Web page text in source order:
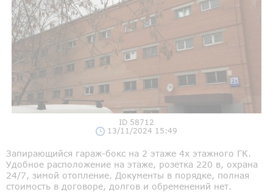
ID 58712
13/11/2024 15:49
Запирающийся гараж-бокс на 2 этаже 4х этажного ГК.
Удобное расположение на этаже, розетка 220 в, охрана
24/7, зимой отопление. Документы в порядке, полная
стоимость в договоре, долгов и обременений нет.